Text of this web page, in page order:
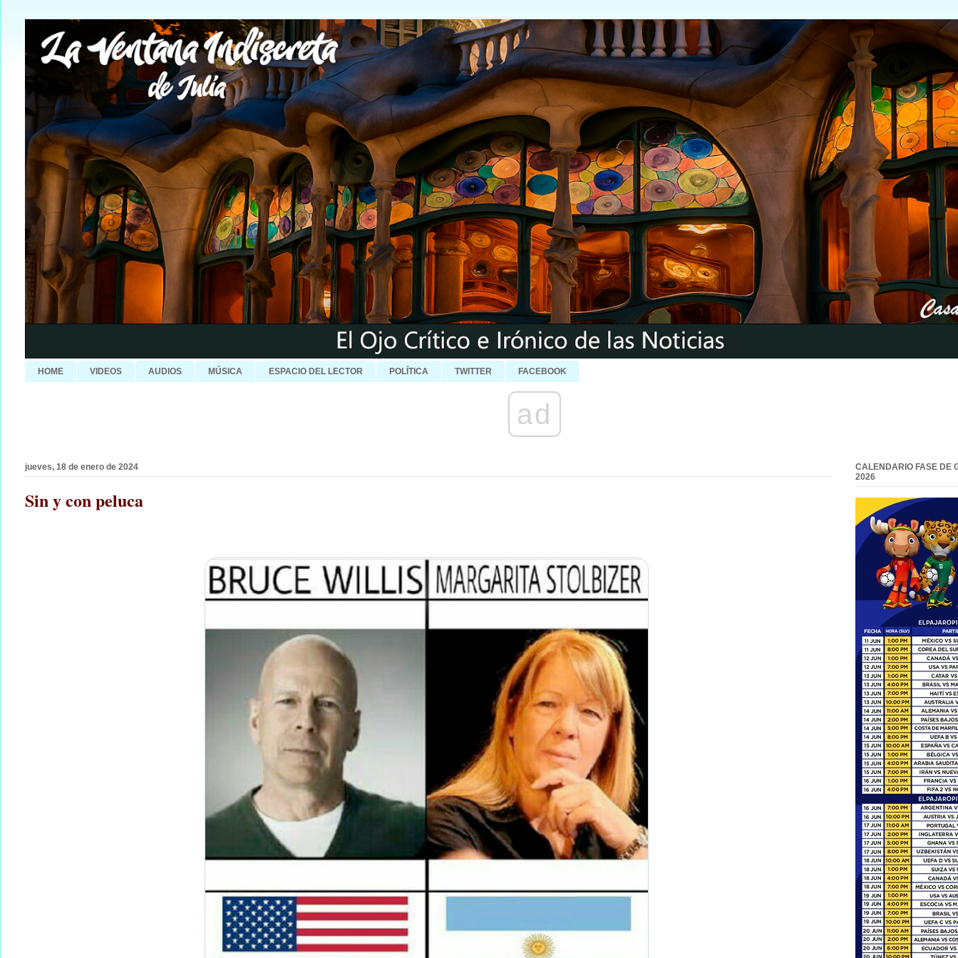
HOME VIDEOS AUDIOS MÚSICA ESPACIO DEL LECTOR POLÍTICA TWITTER FACEBOOK
ad
jueves, 18 de enero de 2024
Sin y con peluca
CALENDARIO FASE DE
2026